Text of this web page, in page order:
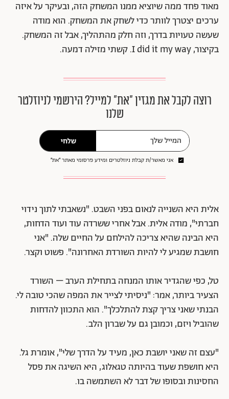
מאוד פחד ממה שיוציא ממנו המשחק הזה, ובעיקר על איזה
ערכים יצטרך לוותר כדי לשחק את המשחק. הוא מודה
שעשה טעויות בדרך, וזה חלק מהתהליך, אבל זה המשחק.
בקיצור, I did it my way. קשתי מזילה דמעה.
רוצה לקבל את מגזין ״את״ למייל? הירשמי לניוזלטר
שלנו
שלחי
אני מאשר/ת קבלת ניוזלטרים ומידע פרסומי מאתר ״את״
אלית היא השנייה לנאום בפני השבט. "נשאבתי לתוך נידוי
חברתי", מודה אלית. אבל אחרי ששרדה עוד ועוד הדחות,
היא הבינה שהיא צריכה להילחם על החיים שלה. "אני
חושבת שמגיע לי להיות השורדת האחרונה". פשוט וקצר.
טל, כפי שהגדיר אותו המנחה בתחילת הערב – השורד
הצעיר ביותר, אמר: "ניסיתי לצייר את המפה שהכי טובה לי.
הבנתי שאני צריך קצת להתלכלך". הוא התכוון להדחות
שהוביל ויזם, וכמובן גם על שברון הלב.
"עצם זה שאני יושבת כאן, מעיד על הדרך שלי", אומרת גל.
היא חושפת שעוד בהיותה טגאלוג, היא השיגה את פסל
החסינות ובסופו של דבר לא השתמשה בו.